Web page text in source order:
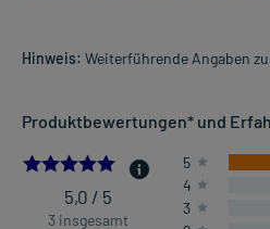
Hinweis: Weiterführende Angaben
Produktbewertungen* und
5.0
5,0 / 5
3 insgesamt
5
4
3